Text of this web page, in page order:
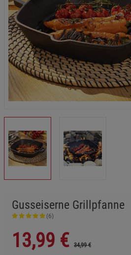
Gusseiserne Grillpfanne
(6)
13,99 € 34,99 €